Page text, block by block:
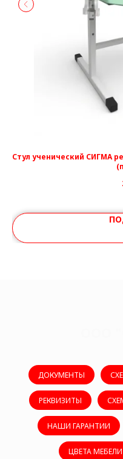
Стул ученический СИГМА
ДОКУМЕНТЫ
РЕКВИЗИТЫ
НАШИ ГАРАНТИИ
ЦВЕТА МЕБЕЛИ